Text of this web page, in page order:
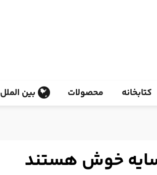
کتابخانه محصولات بین الملل
سایه خوش هستند